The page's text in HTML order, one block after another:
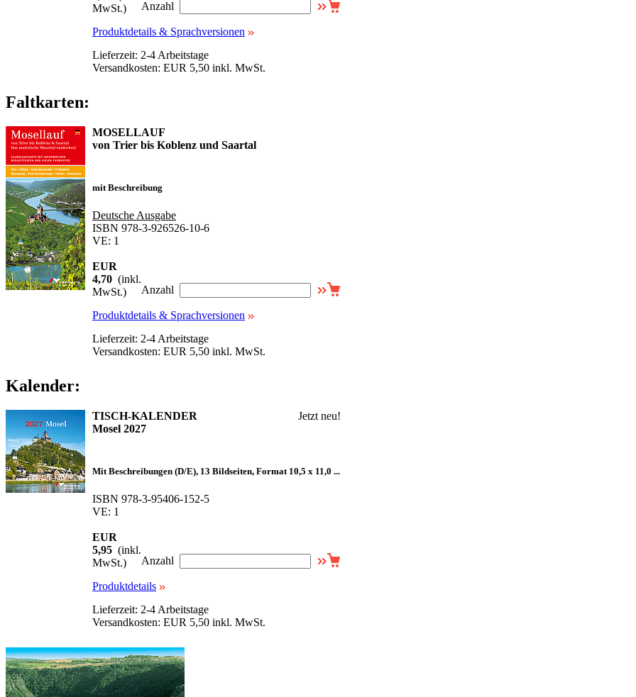
MwSt.)
Anzahl
Produktdetails & Sprachversionen
Lieferzeit: 2-4 Arbeitstage
Versandkosten: EUR 5,50 inkl. MwSt.
Faltkarten:
MOSELLAUF
von Trier bis Koblenz und Saartal
mit Beschreibung
Deutsche Ausgabe
ISBN 978-3-926526-10-6
VE: 1
EUR
4,70 (inkl.
MwSt.)
Anzahl
Produktdetails & Sprachversionen
Lieferzeit: 2-4 Arbeitstage
Versandkosten: EUR 5,50 inkl. MwSt.
Kalender:
TISCH-KALENDER
Mosel 2027
Jetzt neu!
Mit Beschreibungen (D/E), 13 Bildseiten, Format 10,5 x 11,0 ...
ISBN 978-3-95406-152-5
VE: 1
EUR
5,95 (inkl.
MwSt.)
Anzahl
Produktdetails
Lieferzeit: 2-4 Arbeitstage
Versandkosten: EUR 5,50 inkl. MwSt.